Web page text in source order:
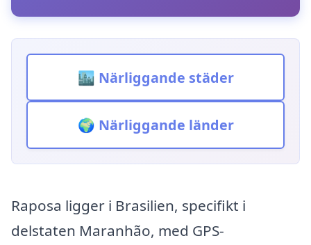
🏙️ Närliggande städer
🌍 Närliggande länder
Raposa ligger i Brasilien, specifikt i
delstaten Maranhão, med GPS-